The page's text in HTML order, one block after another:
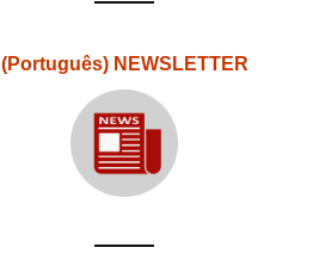
(Português) NEWSLETTER